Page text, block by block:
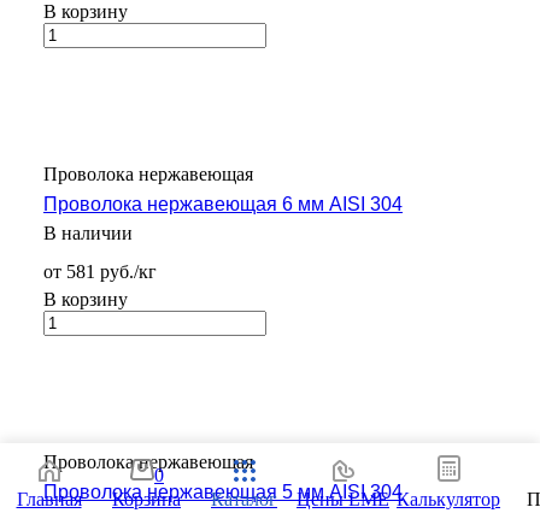
В корзину
Проволока нержавеющая
Проволока нержавеющая 6 мм AISI 304
В наличии
от 581 руб./кг
В корзину
Проволока нержавеющая
Проволока нержавеющая 5 мм AISI 304
Главная
0
Корзина
Каталог Цены LME Калькулятор